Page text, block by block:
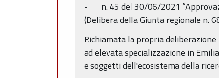
- n. 45 del 30/06/2021
(Delibera della Giunta regionale n.
Richiamata la propria
ad elevata specializzazione in
e soggetti dell'ecosistema della